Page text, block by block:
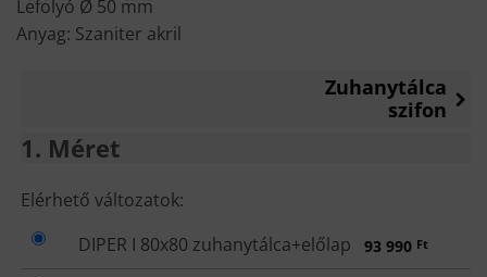
Lefolyó Ø 50 mm
Anyag: Szaniter akril
Zuhanytálca
szifon
1 Méret
MÉRET
Elérhető változatok:
DIPER I 80x80 zuhanytálca+előlap
93 990 Ft